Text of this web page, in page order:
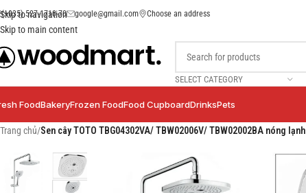
Skip to navigation
Skip to main content
(+035) 527-1710-70 google@gmail.com Choose an address
SELECT CATEGORY
FoodBakeryFrozen FoodFood CupboardDrinksPets
Trang chủ/Sen cây TOTO TBG04302VA/ TBW02006V/ TBW02002BA nóng lạnh